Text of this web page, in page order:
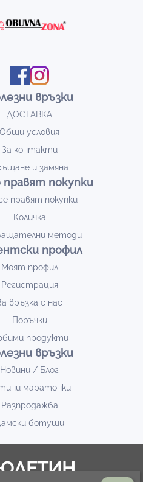
връзки
ДОСТАВКА
Общи условия
За контакти
и замяна
правят покупки
правят покупки
Количка
методи
профил
Моят профил
Регистрация
връзка с нас
Поръчки
продукти
връзки
Новини / Блог
маратонки
Разпродажба
ботуши